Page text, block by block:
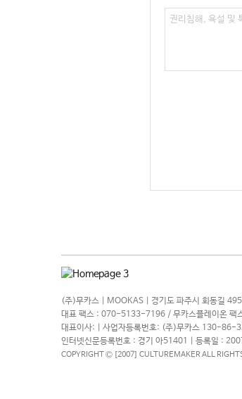
(주)무카스 | MOOKAS | 경기도 파주시 회동길
대표 팩스 : 070-5133-7196 / 무카스플레이온
대표이사: | 사업자등록번호: (주)무카스 130-86-
인터넷신문등록번호 : 경기 아51401 | 등록일 :
COPYRIGHT Ⓒ [2007] CULTUREMAKER ALL